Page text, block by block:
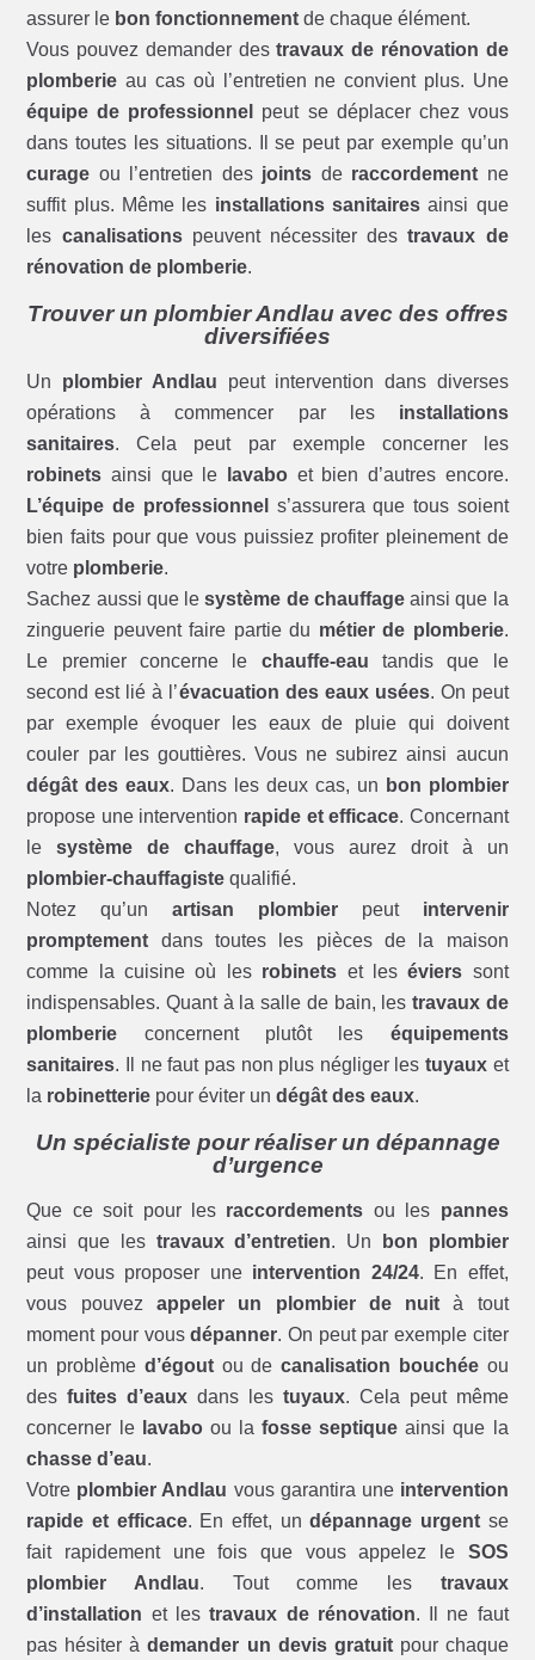
assurer le bon fonctionnement de chaque élément.
Vous pouvez demander destravaux de rénovation de
plomberie au cas où l’entretien ne convient plus. Une
équipe de professionnel
peut se déplacer chez vous
dans toutes les situations. Il se peut par exemple qu’un
curage ou l’entretien des joints de raccordement ne
suffit plus. Même les installations sanitairesainsi que
les canalisationspeuvent nécessiter destravaux de
rénovation de plomberie.
Trouver un plombier Andlau avec des offres
diversifiées
Un plombier Andlau peut intervention dans diverses
opérations à commencer par les installations
sanitaires. Cela peut par exemple concerner les
robinets ainsi que le lavabo et bien d’autres encore.
L’équipe de professionnel
s’assurera que tous soient
bien faits pour que vous puissiez profiter pleinement de
votre plomberie.
Sachez aussi que lesystème de chauffageainsi que la
zinguerie peuvent faire partie du métier de plomberie.
Le premier concerne le chauffe-eau tandis que le
second est lié à l’évacuation des eaux usées. On peut
par exemple évoquer les eaux de pluie qui doivent
couler par les gouttières. Vous ne subirez ainsi aucun
dégât des eaux. Dans les deux cas, un bon plombier
propose une intervention rapide et efficace. Concernant
lesystème de chauffage, vous aurez droit à un
plombier-chauffagiste qualifié.
Notez qu’unartisan plombierpeut intervenir
promptement dans toutes les pièces de la maison
comme la cuisine où les robinets et leséviers sont
indispensables. Quant à la salle de bain, les travaux de
plomberie concernent plutôt les équipements
sanitaires. Il ne faut pas non plus négliger les tuyauxet
la robinetterie pour éviter undégât des eaux.
Un spécialiste pour réaliser un dépannage
d’urgence
Que ce soit pour les raccordements ou les pannes
ainsi que les travaux d’entretien. Un
bon plombier
peut vous proposer une intervention 24/24. En effet,
vous pouvez appeler un plombier de nuit à tout
moment pour vousdépanner. On peut par exemple citer
un problème d’égoutou decanalisation bouchéeou
desfuites d’eaux dans les tuyaux. Cela peut même
concerner le lavaboou lafosse septique ainsi que la
chasse d’eau.
Votre plombier Andlau vous garantira une intervention
rapide et efficace. En effet, undépannage urgentse
fait rapidement une fois que vous appelez le SOS
plombier Andlau. Tout comme les travaux
d’installation et lestravaux de rénovation. Il ne faut
pas hésiter àdemander un devis gratuitpour chaque